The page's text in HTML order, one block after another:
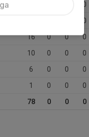
0
0
16 0 0 0
10 0 0 0
6 0 0 0
1 0 0 0
78 0 0 0